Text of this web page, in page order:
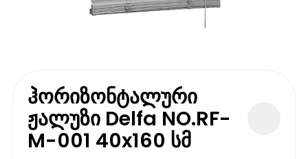
ჰორიზონტალური
ჟალუზი Delfa NO.RF-
M-001 40x160 სმ